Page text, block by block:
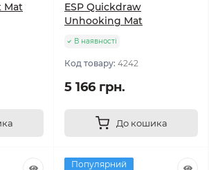
Mat
ESP Quickdraw
Unhooking Mat
В наявності
Код товару: 4242
5 166 грн.
До кошика
Популярний